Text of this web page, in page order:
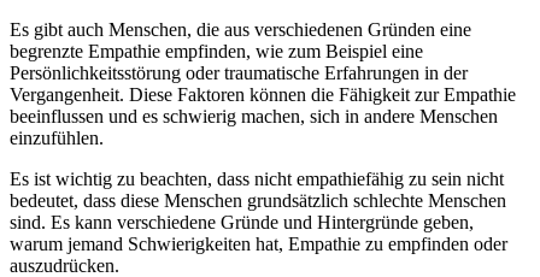
Es gibt auch Menschen, die aus verschiedenen Gründen eine
begrenzte Empathie empfinden, wie zum Beispiel eine
Persönlichkeitsstörung oder traumatische Erfahrungen in der
Vergangenheit. Diese Faktoren können die Fähigkeit zur Empathie
beeinflussen und es schwierig machen, sich in andere Menschen
einzufühlen.
Es ist wichtig zu beachten, dass nicht empathiefähig zu sein nicht
bedeutet, dass diese Menschen grundsätzlich schlechte Menschen
sind. Es kann verschiedene Gründe und Hintergründe geben,
warum jemand Schwierigkeiten hat, Empathie zu empfinden oder
auszudrücken.